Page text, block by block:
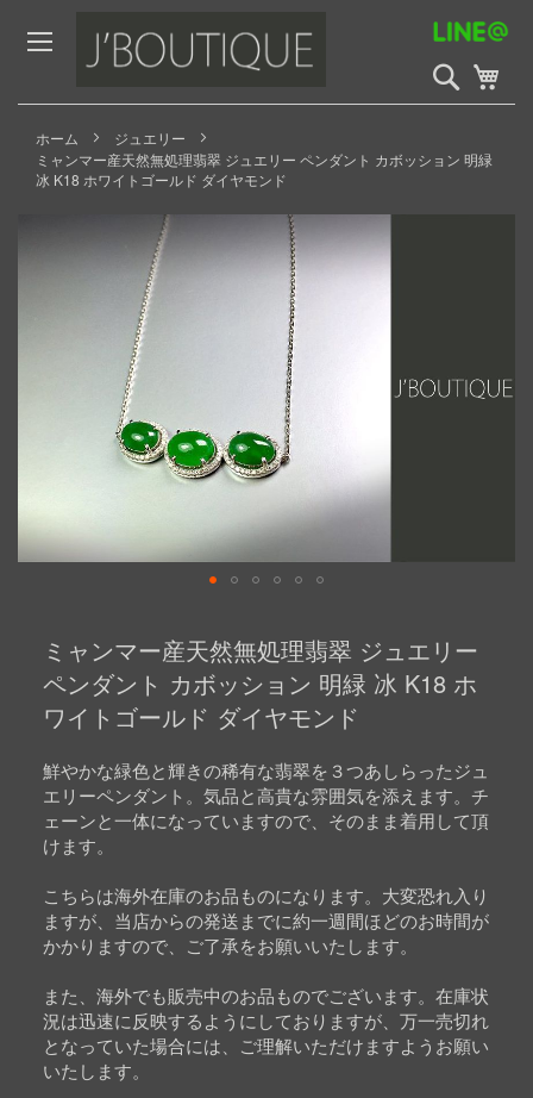
to
Content
検
索
開
ホーム
ジュエリー
ミャンマー産天然無処理翡翠 ジュエリー ペンダント カボッション 明緑
冰 K18 ホワイトゴールド ダイヤモンド
beginning
images
ミャンマー産天然無処理翡翠 ジュエリー
ペンダント カボッション 明緑 冰 K18 ホ
ワイトゴールド ダイヤモンド
鮮やかな緑色と輝きの稀有な翡翠を３つあしらったジュ
エリーペンダント。気品と高貴な雰囲気を添えます。チ
ェーンと一体になっていますので、そのまま着用して頂
けます。
こちらは海外在庫のお品ものになります。大変恐れ入り
ますが、当店からの発送までに約一週間ほどのお時間が
かかりますので、ご了承をお願いいたします。
また、海外でも販売中のお品ものでございます。在庫状
況は迅速に反映するようにしておりますが、万一売切れ
となっていた場合には、ご理解いただけますようお願い
いたします。